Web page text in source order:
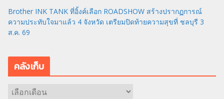
Brother INK TANK ที่อิ้งค์เลือก ROADSHOW สร้างปรากฏการณ์
ความประทับใจมาแล้ว 4 จังหวัด เตรียมปิดท้ายความสุขที่ ชลบุรี 3
ส.ค. 69
คลังเก็บ